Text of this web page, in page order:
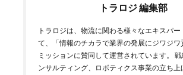
トラロジ 編集部
トラロジは、物流に関わる様々なエキスパー
て、「情報のチカラで業界の発展にジワジワ
ミッションに賛同して運営されています。
ンサルティング、ロボティクス事業の立ち上